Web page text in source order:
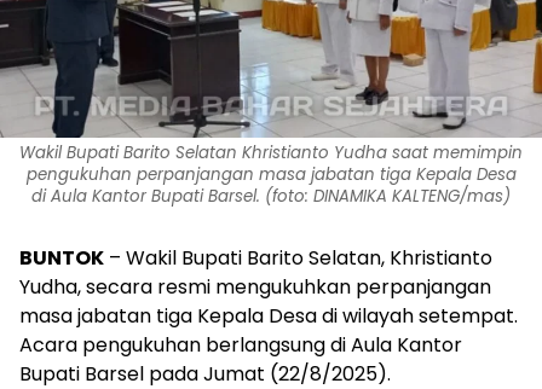
Wakil Bupati Barito Selatan Khristianto Yudha saat memimpin
pengukuhan perpanjangan masa jabatan tiga Kepala Desa
di Aula Kantor Bupati Barsel. (foto: DINAMIKA KALTENG/mas)
BUNTOK – Wakil Bupati Barito Selatan, Khristianto
Yudha, secara resmi mengukuhkan perpanjangan
masa jabatan tiga Kepala Desa di wilayah setempat.
Acara pengukuhan berlangsung di Aula Kantor
Bupati Barsel pada Jumat (22/8/2025).